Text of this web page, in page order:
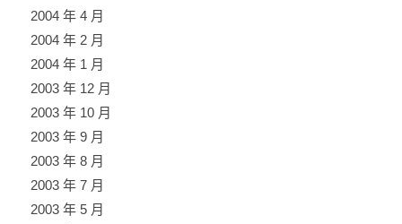
2004 年 4 月
2004 年 2 月
2004 年 1 月
2003 年 12 月
2003 年 10 月
2003 年 9 月
2003 年 8 月
2003 年 7 月
2003 年 5 月